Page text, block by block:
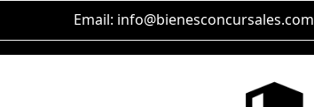
Email: info@bienesconcursales.com